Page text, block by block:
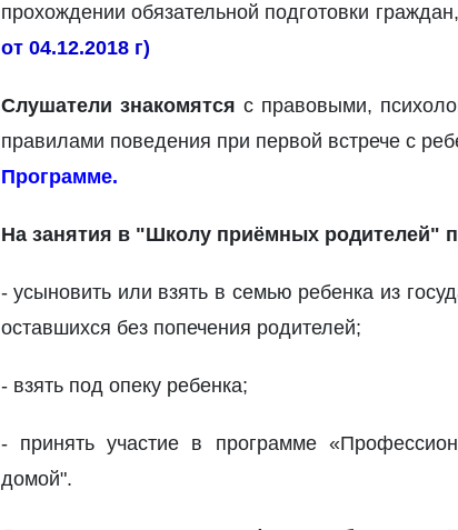
прохождении обязательной подготовки
от 04.12.2018 г)
Слушатели знакомятся с правовыми,
правилами поведения при первой встрече с
Программе.
На занятия в "Школу приёмных родителей"
- усыновить или взять в семью ребенка из
оставшихся без попечения родителей;
- взять под опеку ребенка;
- принять участие в программе
домой".